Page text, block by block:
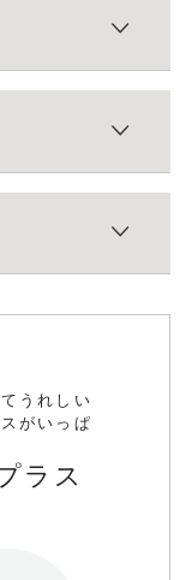
うれしい
がいっぱ
ラス